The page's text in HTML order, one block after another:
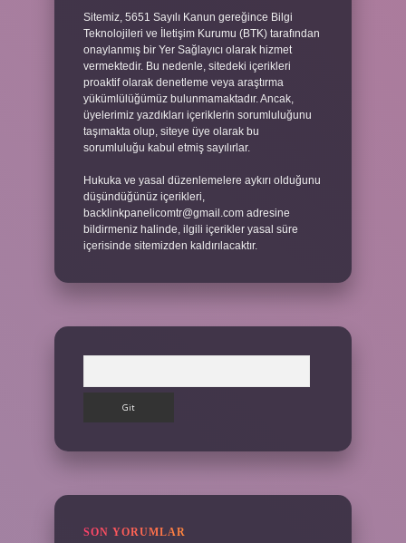
Sitemiz, 5651 Sayılı Kanun gereğince Bilgi
Teknolojileri ve İletişim Kurumu (BTK) tarafından
onaylanmış bir Yer Sağlayıcı olarak hizmet
vermektedir. Bu nedenle, sitedeki içerikleri
proaktif olarak denetleme veya araştırma
yükümlülüğümüz bulunmamaktadır. Ancak,
üyelerimiz yazdıkları içeriklerin sorumluluğunu
taşımakta olup, siteye üye olarak bu
sorumluluğu kabul etmiş sayılırlar.
Hukuka ve yasal düzenlemelere aykırı olduğunu
düşündüğünüz içerikleri,
backlinkpanelicomtr@gmail.com adresine
bildirmeniz halinde, ilgili içerikler yasal süre
içerisinde sitemizden kaldırılacaktır.
SON YORUMLAR